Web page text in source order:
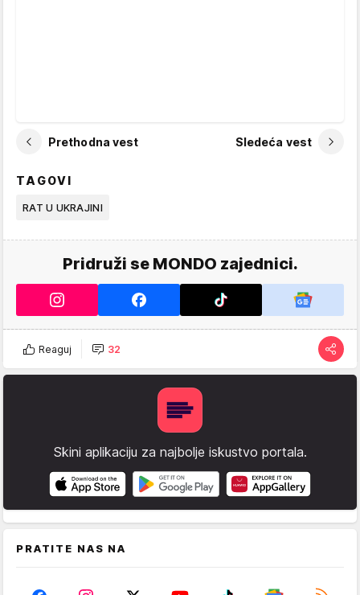
Prethodna vest Sledeća vest
TAGOVI
RAT U UKRAJINI
Pridruži se MONDO zajednici.
Reaguj 32
Skini aplikaciju za najbolje iskustvo portala.
PRATITE NAS NA